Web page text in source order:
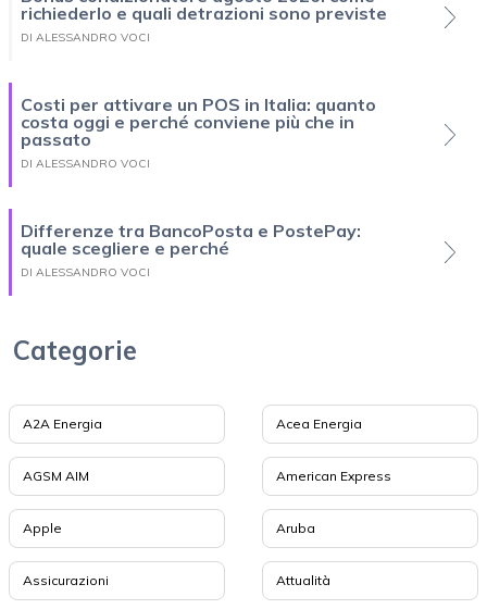
richiederlo e quali detrazioni sono previste
DI ALESSANDRO VOCI
Costi per attivare un POS in Italia: quanto
costa oggi e perché conviene più che in
passato
DI ALESSANDRO VOCI
Differenze tra BancoPosta e PostePay:
quale scegliere e perché
DI ALESSANDRO VOCI
Categorie
A2A Energia Acea Energia
AGSM AIM American Express
Apple Aruba
Assicurazioni Attualità